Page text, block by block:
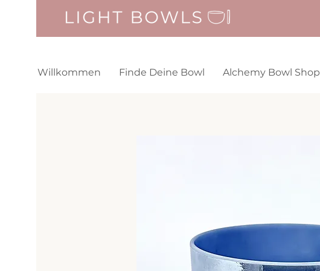
Willkommen Finde Deine Bowl Alchemy Bowl Shop